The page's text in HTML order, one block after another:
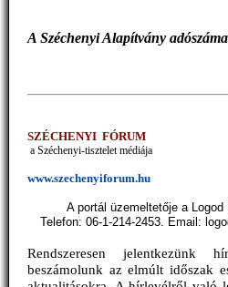
A Széchenyi Alapítvány
SZÉCHENYI FÓRUM
a Széchenyi-tisztelet médiája
www.szechenyiforum.hu
A portál üzemeltetője a
Telefon: 06-1-214-2453. Email:
Rendszeresen jelentkezünk
beszámolunk az elmúlt időszak